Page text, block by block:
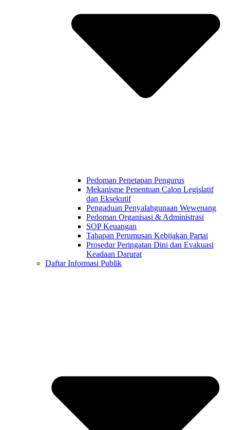
Pedoman Penetapan Pengurus
Mekanisme Penentuan Calon Legislatif
dan Eksekutif
Pengaduan Penyalahgunaan Wewenang
Pedoman Organisasi & Administrasi
SOP Keuangan
Tahapan Perumusan Kebijakan Partai
Prosedur Peringatan Dini dan Evakuasi
Keadaan Darurat
Daftar Informasi Publik